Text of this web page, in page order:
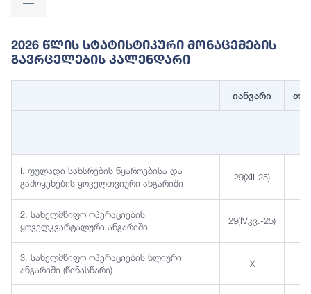
2026 Წლის Სტატისტიკური Მონაცემების
Გავრცელების Კალენდარი
იანვარი
I. ფულადი სახსრების წყაროებისა და
გამოყენების ყოველთვიური ანგარიში
29(XII-25)
2. სახელმწიფო ოპერაციების
ყოველკვარტალური ანგარიში
29(IVკვ.-25)
3. სახელმწიფო ოპერაციების წლიური
ანგარიში (წინასწარი)
X